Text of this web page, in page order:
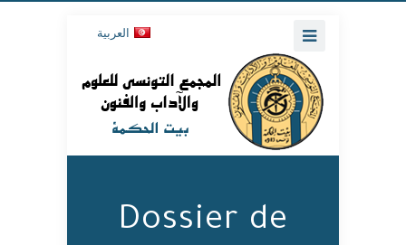
العربية
Dossier de